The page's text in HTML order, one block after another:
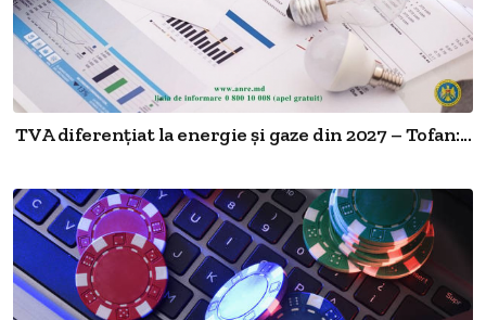
TVA diferențiat la energie și gaze din 2027 – Tofan:...